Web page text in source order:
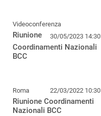
Videoconferenza
30/05/2023 14:30
Riunione
Coordinamenti Nazionali
BCC
Roma 22/03/2022 10:30
Riunione Coordinamenti
Nazionali BCC